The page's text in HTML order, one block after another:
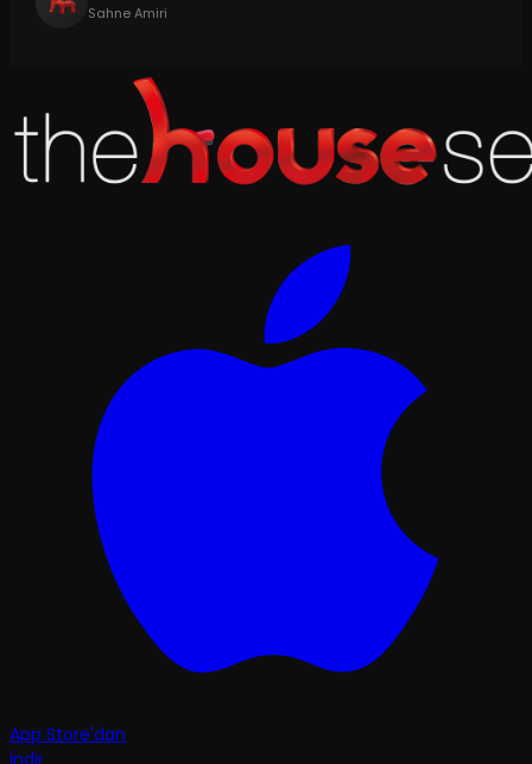
Sahne Amiri
App Store'dan
İndir